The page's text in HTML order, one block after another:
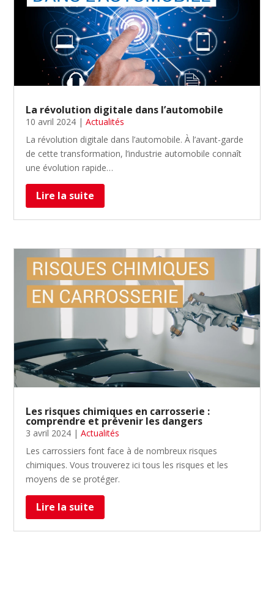
La révolution digitale dans l’automobile
10 avril 2024 |Actualités
La révolution digitale dans l’automobile. À l’avant-garde
de cette transformation, l’industrie automobile connaît
une évolution rapide…
Lire la suite
Les risques chimiques en carrosserie :
comprendre et prévenir les dangers
3 avril 2024 |Actualités
Les carrossiers font face à de nombreux risques
chimiques. Vous trouverez ici tous les risques et les
moyens de se protéger.
Lire la suite